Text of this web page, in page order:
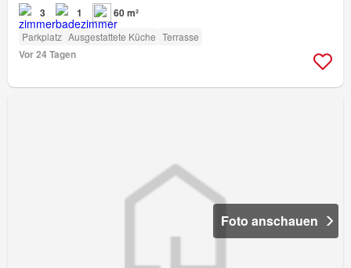
3 1 60 m²
Parkplatz Ausgestattete Küche Terrasse
Vor 24 Tagen
Foto anschauen